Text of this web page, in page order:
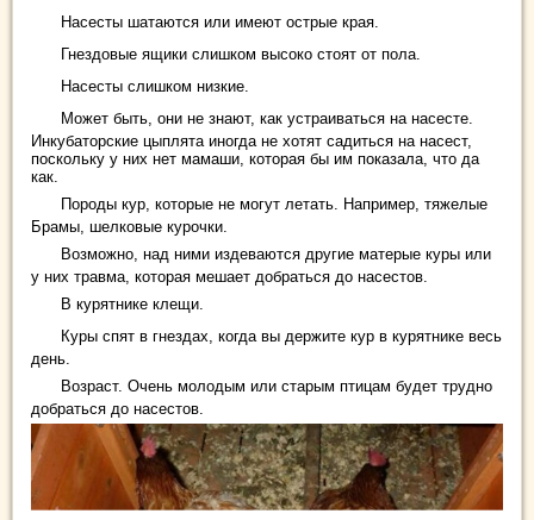
Насесты шатаются или имеют острые края.
Гнездовые ящики слишком высоко стоят от пола.
Насесты слишком низкие.
Может быть, они не знают, как устраиваться на насесте.
Инкубаторские цыплята иногда не хотят садиться на насест,
поскольку у них нет мамаши, которая бы им показала, что да
как.
Породы кур, которые не могут летать. Например, тяжелые
Брамы, шелковые курочки.
Возможно, над ними издеваются другие матерые куры или
у них травма, которая мешает добраться до насестов.
В курятнике клещи.
Куры спят в гнездах, когда вы держите кур в курятнике весь
день.
Возраст. Очень молодым или старым птицам будет трудно
добраться до насестов.